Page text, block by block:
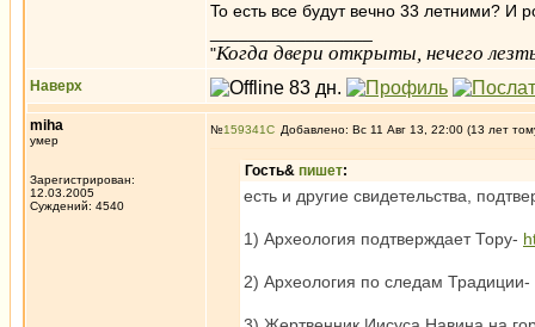
To есть все будут вечно 33 летними? И
"Когда двери открыты, нечего
Наверх
miha
умер
Зарегистрирован:
12.03.2005
Суждений: 4540
№159341 Добавлено: Вс 11 Авг 13, 22:00 (13 лет
Гость& пишет:
есть и другие свидетельства,
1) Археология подтверждает Тору-
2) Археология по следам Традиции-